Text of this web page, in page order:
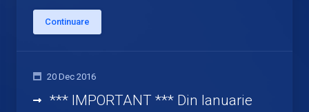
Continuare
20 Dec 2016
*** IMPORTANT *** Din Ianuarie